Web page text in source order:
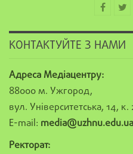
КОНТАКТУЙТЕ З НАМИ
Адреса Медіацентру:
88000 м. Ужгород,
вул. Університетська, 14, к.
E-mail: media@uzhnu.edu.ua
Ректорат: